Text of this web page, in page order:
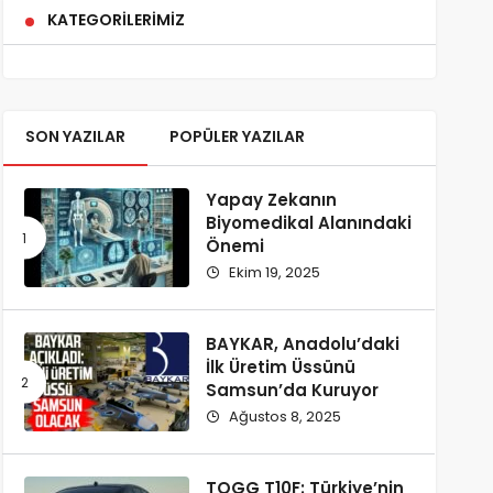
KATEGORILERIMIZ
SON YAZILAR POPÜLER YAZILAR
Yapay Zekanın
Biyomedikal Alanındaki
Önemi
Ekim 19, 2025
BAYKAR, Anadolu’daki
İlk Üretim Üssünü
Samsun’da Kuruyor
Ağustos 8, 2025
TOGG T10F: Türkiye’nin